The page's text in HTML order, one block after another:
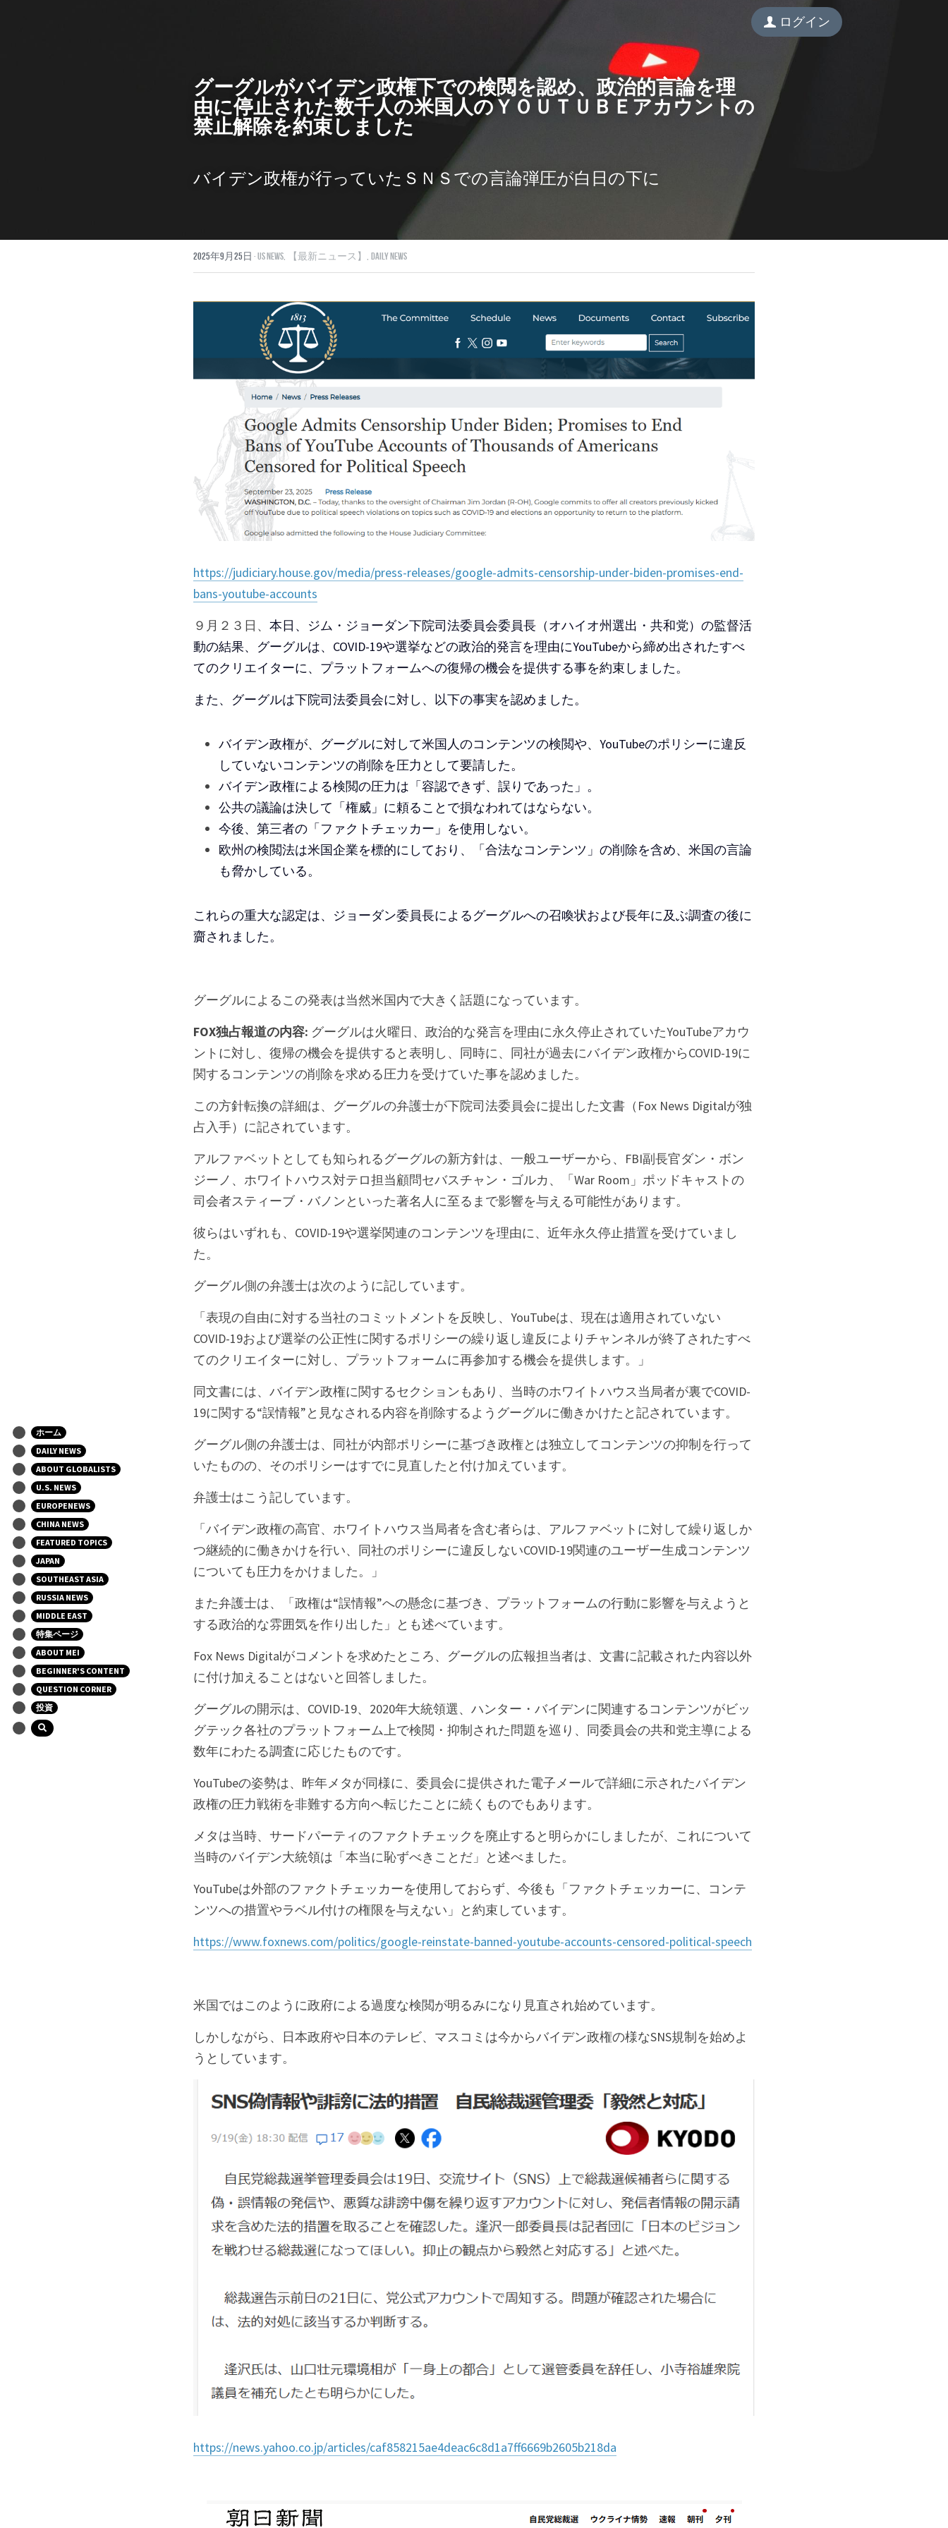
ホーム
DAILY NEWS
ABOUT GLOBALISTS
U.S. NEWS
EUROPENEWS
CHINA NEWS
FEATURED TOPICS
JAPAN
SOUTHEAST ASIA
RUSSIA NEWS
MIDDLE EAST
特集ページ
ABOUT MEI
BEGINNER'S CONTENT
QUESTION CORNER
投資
グーグルがバイデン政権下での検閲を認め、政治的言論を理
由に停止された数千人の米国人のＹＯＵＴＵＢＥアカウントの
禁止解除を約束しました
バイデン政権が行っていたＳＮＳでの言論弾圧が白日の下に
2025年9月25日 ·US News, 【最新ニュース】, Daily News
https://judiciary.house.gov/media/press-releases/google-admits-censorship-under-biden-promises-end-
bans-youtube-accounts
９月２３日、 本日、ジム・ジョーダン下院司法委員会委員長（オハイオ州選出・共和党）の監督活
動の結果、グーグルは、COVID-19や選挙などの政治的発言を理由にYouTubeから締め出されたすべ
てのクリエイターに、プラットフォームへの復帰の機会を提供する事を約束しました。
また、グーグルは下院司法委員会に対し、以下の事実を認めました。
バイデン政権が、グーグルに対して米国人のコンテンツの検閲や、YouTubeのポリシーに違反
していないコンテンツの削除を圧力として要請した。
バイデン政権による検閲の圧力は「容認できず、誤りであった」。
公共の議論は決して「権威」に頼ることで損なわれてはならない。
今後、第三者の「ファクトチェッカー」を使用しない。
欧州の検閲法は米国企業を標的にしており、「合法なコンテンツ」の削除を含め、米国の言論
も脅かしている。
これらの重大な認定は、ジョーダン委員長によるグーグルへの召喚状および長年に及ぶ調査の後に
齎されました。
グーグルによるこの発表は当然米国内で大きく話題になっています。
FOX独占報道の内容: グーグルは火曜日、政治的な発言を理由に永久停止されていたYouTubeアカウ
ントに対し、復帰の機会を提供すると表明し、同時に、同社が過去にバイデン政権からCOVID-19に
関するコンテンツの削除を求める圧力を受けていた事を認めました。
この方針転換の詳細は、グーグルの弁護士が下院司法委員会に提出した文書（Fox News Digitalが独
占入手）に記されています。
アルファベットとしても知られるグーグルの新方針は、一般ユーザーから、FBI副長官ダン・ボン
ジーノ、ホワイトハウス対テロ担当顧問セバスチャン・ゴルカ、「War Room」ポッドキャストの
司会者スティーブ・バノンといった著名人に至るまで影響を与える可能性があります。
彼らはいずれも、COVID-19や選挙関連のコンテンツを理由に、近年永久停止措置を受けていまし
た。
グーグル側の弁護士は次のように記しています。
「表現の自由に対する当社のコミットメントを反映し、YouTubeは、現在は適用されていない
COVID-19および選挙の公正性に関するポリシーの繰り返し違反によりチャンネルが終了されたすべ
てのクリエイターに対し、プラットフォームに再参加する機会を提供します。」
同文書には、バイデン政権に関するセクションもあり、当時のホワイトハウス当局者が裏でCOVID-
19に関する“誤情報”と見なされる内容を削除するようグーグルに働きかけたと記されています。
グーグル側の弁護士は、同社が内部ポリシーに基づき政権とは独立してコンテンツの抑制を行って
いたものの、そのポリシーはすでに見直したと付け加えています。
弁護士はこう記しています。
「バイデン政権の高官、ホワイトハウス当局者を含む者らは、アルファベットに対して繰り返しか
つ継続的に働きかけを行い、同社のポリシーに違反しないCOVID-19関連のユーザー生成コンテンツ
についても圧力をかけました。」
また弁護士は、「政権は“誤情報”への懸念に基づき、プラットフォームの行動に影響を与えようと
する政治的な雰囲気を作り出した」とも述べています。
Fox News Digitalがコメントを求めたところ、グーグルの広報担当者は、文書に記載された内容以外
に付け加えることはないと回答しました。
グーグルの開示は、COVID-19、2020年大統領選、ハンター・バイデンに関連するコンテンツがビッ
グテック各社のプラットフォーム上で検閲・抑制された問題を巡り、同委員会の共和党主導による
数年にわたる調査に応じたものです。
YouTubeの姿勢は、昨年メタが同様に、委員会に提供された電子メールで詳細に示されたバイデン
政権の圧力戦術を非難する方向へ転じたことに続くものでもあります。
メタは当時、サードパーティのファクトチェックを廃止すると明らかにしましたが、これについて
当時のバイデン大統領は「本当に恥ずべきことだ」と述べました。
YouTubeは外部のファクトチェッカーを使用しておらず、今後も「ファクトチェッカーに、コンテ
ンツへの措置やラベル付けの権限を与えない」と約束しています。
https://www.foxnews.com/politics/google-reinstate-banned-youtube-accounts-censored-political-speech
米国ではこのように政府による過度な検閲が明るみになり見直され始めています。
しかしながら、日本政府や日本のテレビ、マスコミは今からバイデン政権の様なSNS規制を始めよ
うとしています。
https://news.yahoo.co.jp/articles/caf858215ae4deac6c8d1a7ff6669b2605b218da
ログイン